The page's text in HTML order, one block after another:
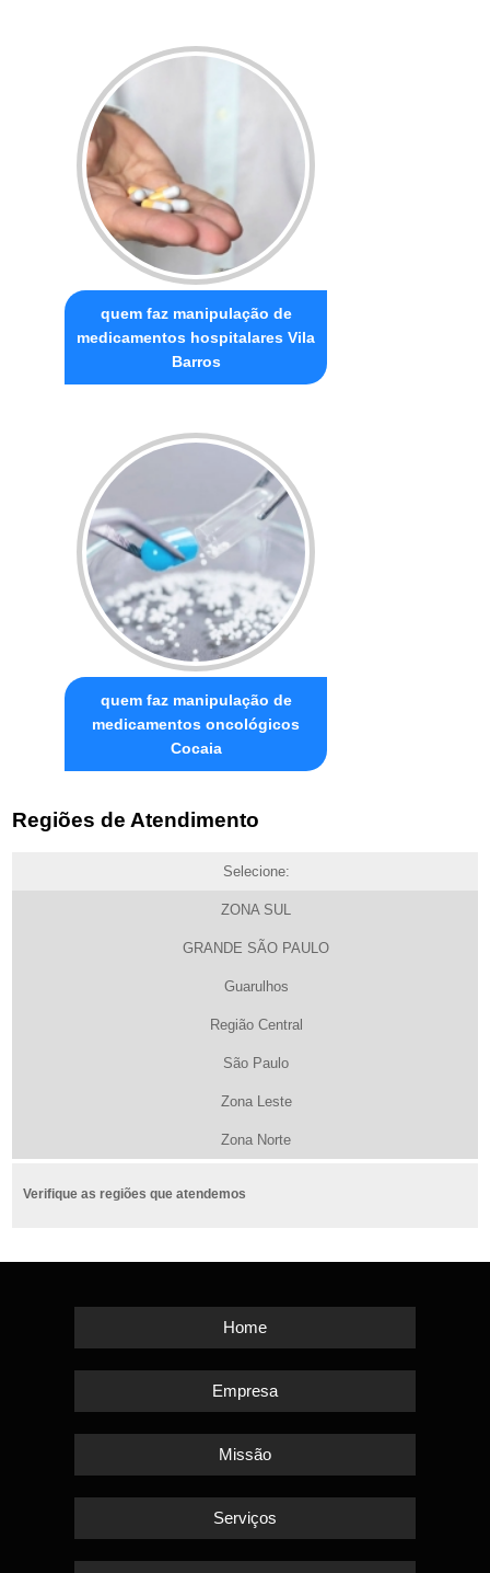
quem faz manipulação de
medicamentos hospitalares Vila
Barros
quem faz manipulação de
medicamentos oncológicos
Cocaia
Regiões de Atendimento
Selecione:
ZONA SUL
GRANDE SÃO PAULO
Guarulhos
Região Central
São Paulo
Zona Leste
Zona Norte
Verifique as regiões que atendemos
Home
Empresa
Missão
Serviços